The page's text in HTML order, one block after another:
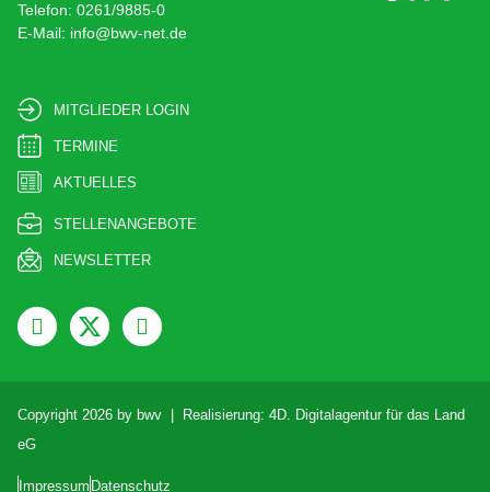
Telefon: 0261/9885-0
E-Mail: info@bwv-net.de
MITGLIEDER LOGIN
TERMINE
AKTUELLES
STELLENANGEBOTE
NEWSLETTER
Copyright 2026 by bwv | Realisierung: 4D. Digitalagentur für das Land
eG
Impressum Datenschutz